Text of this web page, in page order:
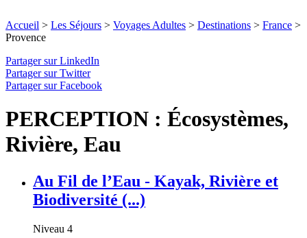
Accueil > Les Séjours > Voyages Adultes > Destinations > France >
Provence
Partager sur LinkedIn
Partager sur Twitter
Partager sur Facebook
PERCEPTION : Écosystèmes,
Rivière, Eau
Au Fil de l’Eau - Kayak, Rivière et
Biodiversité (...)
Niveau 4